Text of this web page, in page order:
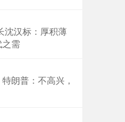
沈汉标：厚积薄
之需
朗普：不高兴，